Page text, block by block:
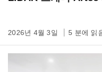
2026년 4월 3일 5 분에 읽